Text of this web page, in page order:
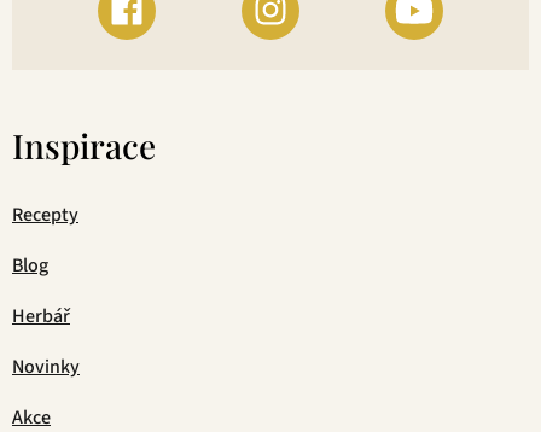
Inspirace
Recepty
Blog
Herbář
Novinky
Akce